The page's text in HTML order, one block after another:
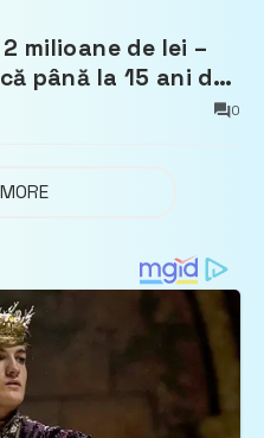
milioane de lei –
până la 15 ani de
0